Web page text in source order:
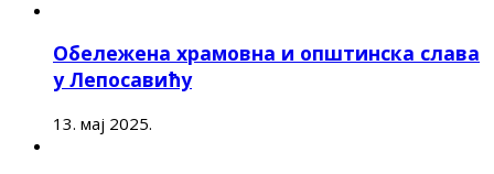
Обележена храмовна и општинска слава
у Лепосавићу
13. мај 2025.